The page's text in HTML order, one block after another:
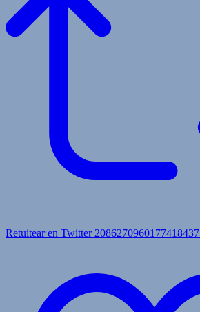
Retuitear en Twitter 2086270960177418437